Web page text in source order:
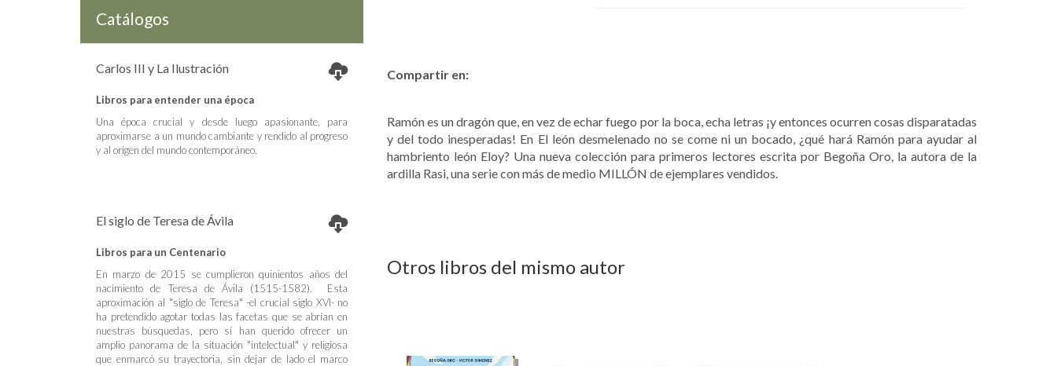
Catálogos
Carlos III y La Ilustración
Libros para entender una época
Una época crucial y desde luego apasionante, para
aproximarse a un mundo cambiante y rendido al progreso
y al origen del mundo contemporáneo.
El siglo de Teresa de Ávila
Libros para un Centenario
En marzo de 2015 se cumplieron quinientos años del
nacimiento de Teresa de Ávila (1515-1582). Esta
aproximación al "siglo de Teresa" -el crucial siglo XVI- no
ha pretendido agotar todas las facetas que se abrían en
nuestras búsquedas, pero sí han querido ofrecer un
amplio panorama de la situación "intelectual" y religiosa
que enmarcó su trayectoria, sin dejar de lado el marco
Compartir en:
Ramón es un dragón que, en vez de echar fuego por la boca, echa letras ¡y entonces ocurren cosas disparatadas
y del todo inesperadas! En El león desmelenado no se come ni un bocado, ¿qué hará Ramón para ayudar al
hambriento león Eloy? Una nueva colección para primeros lectores escrita por Begoña Oro, la autora de la
ardilla Rasi, una serie con más de medio MILLÓN de ejemplares vendidos.
Otros libros del mismo autor